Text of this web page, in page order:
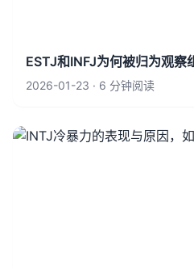
ESTJ和INFJ为何被归为观察
2026-01-23 · 6 分钟阅读